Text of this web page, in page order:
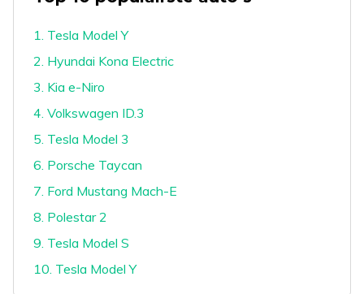
1. Tesla Model Y
2. Hyundai Kona Electric
3. Kia e-Niro
4. Volkswagen ID.3
5. Tesla Model 3
6. Porsche Taycan
7. Ford Mustang Mach-E
8. Polestar 2
9. Tesla Model S
10. Tesla Model Y